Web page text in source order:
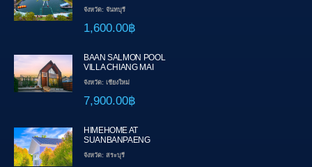
จังหวัด: จันทบุรี
1,600.00฿
BAAN SALMON POOL
VILLA CHIANG MAI
จังหวัด: เชียงใหม่
7,900.00฿
HIMEHOME AT
SUANBANPAENG
จังหวัด: สระบุรี